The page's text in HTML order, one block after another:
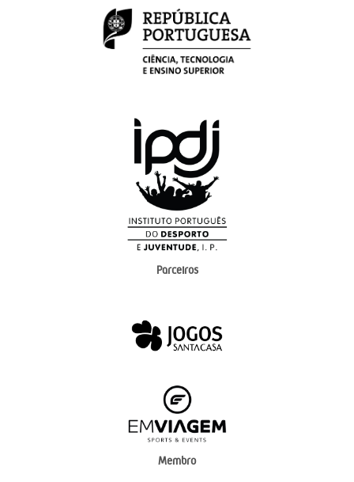
Parceiros
Membro